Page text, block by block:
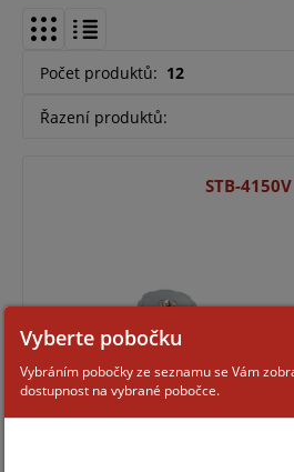
Počet produktů: 12
Řazení produktů:
STB-4150V
Vyberte pobočku
Vybráním pobočky ze seznamu se Vám
dostupnost na vybrané pobočce.